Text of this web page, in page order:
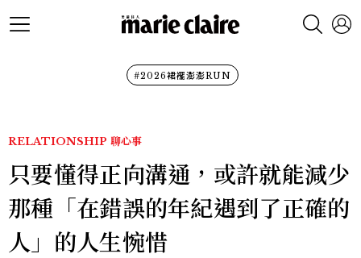
#2026裙襬澎澎RUN
RELATIONSHIP 聊心事
只要懂得正向溝通，或許就能減少
那種「在錯誤的年紀遇到了正確的
人」的人生惋惜